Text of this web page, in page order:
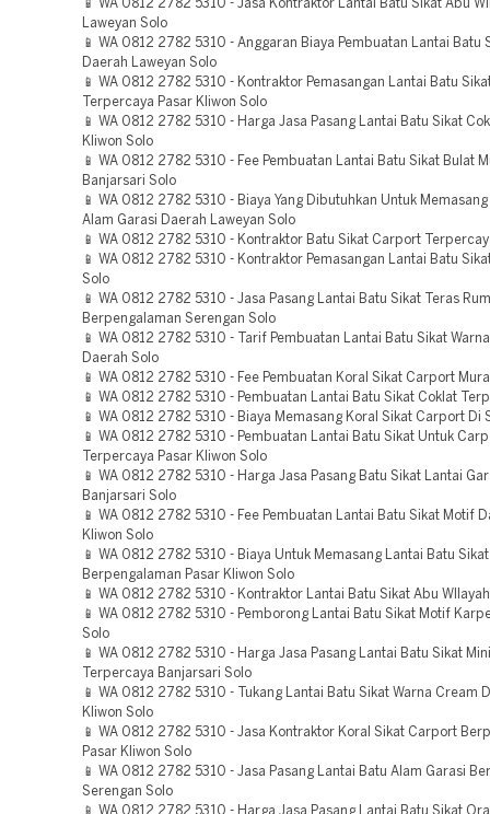
📱 WA 0812 2782 5310 - Jasa Kontraktor Lantai Batu Sikat Abu
Laweyan Solo
📱 WA 0812 2782 5310 - Anggaran Biaya Pembuatan Lantai Batu
Daerah Laweyan Solo
📱 WA 0812 2782 5310 - Kontraktor Pemasangan Lantai Batu
Terpercaya Pasar Kliwon Solo
📱 WA 0812 2782 5310 - Harga Jasa Pasang Lantai Batu Sikat
Kliwon Solo
📱 WA 0812 2782 5310 - Fee Pembuatan Lantai Batu Sikat Bulat
Banjarsari Solo
📱 WA 0812 2782 5310 - Biaya Yang Dibutuhkan Untuk
Alam Garasi Daerah Laweyan Solo
📱 WA 0812 2782 5310 - Kontraktor Batu Sikat Carport
📱 WA 0812 2782 5310 - Kontraktor Pemasangan Lantai Batu
Solo
📱 WA 0812 2782 5310 - Jasa Pasang Lantai Batu Sikat Teras
Berpengalaman Serengan Solo
📱 WA 0812 2782 5310 - Tarif Pembuatan Lantai Batu Sikat
Daerah Solo
📱 WA 0812 2782 5310 - Fee Pembuatan Koral Sikat Carport
📱 WA 0812 2782 5310 - Pembuatan Lantai Batu Sikat Coklat
📱 WA 0812 2782 5310 - Biaya Memasang Koral Sikat Carport Di
📱 WA 0812 2782 5310 - Pembuatan Lantai Batu Sikat Untuk
Terpercaya Pasar Kliwon Solo
📱 WA 0812 2782 5310 - Harga Jasa Pasang Batu Sikat Lantai
Banjarsari Solo
📱 WA 0812 2782 5310 - Fee Pembuatan Lantai Batu Sikat Motif
Kliwon Solo
📱 WA 0812 2782 5310 - Biaya Untuk Memasang Lantai Batu
Berpengalaman Pasar Kliwon Solo
📱 WA 0812 2782 5310 - Kontraktor Lantai Batu Sikat Abu
📱 WA 0812 2782 5310 - Pemborong Lantai Batu Sikat Motif
Solo
📱 WA 0812 2782 5310 - Harga Jasa Pasang Lantai Batu Sikat
Terpercaya Banjarsari Solo
📱 WA 0812 2782 5310 - Tukang Lantai Batu Sikat Warna Cream
Kliwon Solo
📱 WA 0812 2782 5310 - Jasa Kontraktor Koral Sikat Carport
Pasar Kliwon Solo
📱 WA 0812 2782 5310 - Jasa Pasang Lantai Batu Alam Garasi
Serengan Solo
📱 WA 0812 2782 5310 - Harga Jasa Pasang Lantai Batu Sikat